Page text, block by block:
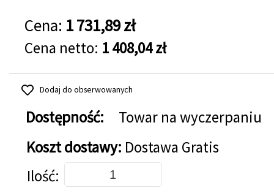
Cena: 1 731,89 zł
Cena netto: 1 408,04 zł
Dodaj do obserwowanych
Dostępność:
Towar na wyczerpaniu
Koszt dostawy: Dostawa Gratis
Dodaj do koszyka
Ilość